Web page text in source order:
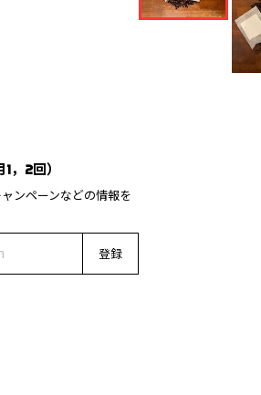
，2回）
ンペーンなどの情報を
登録